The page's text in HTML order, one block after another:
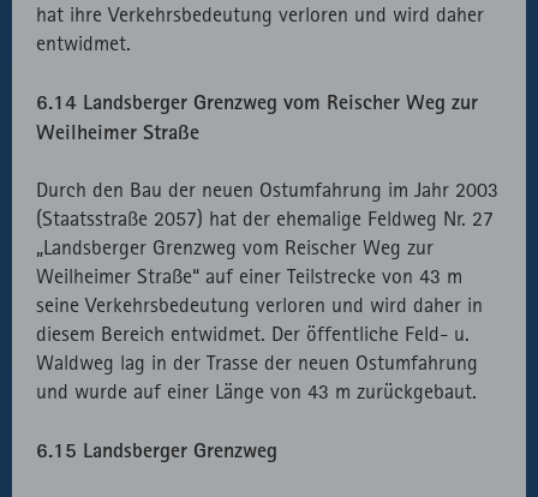
hat ihre Verkehrsbedeutung verloren und wird daher
entwidmet.
6.14 Landsberger Grenzweg vom Reischer Weg zur
Weilheimer Straße
Durch den Bau der neuen Ostumfahrung im Jahr 2003
(Staatsstraße 2057) hat der ehemalige Feldweg Nr. 27
„Landsberger Grenzweg vom Reischer Weg zur
Weilheimer Straße“ auf einer Teilstrecke von 43 m
seine Verkehrsbedeutung verloren und wird daher in
diesem Bereich entwidmet. Der öffentliche Feld- u.
Waldweg lag in der Trasse der neuen Ostumfahrung
und wurde auf einer Länge von 43 m zurückgebaut.
6.15 Landsberger Grenzweg